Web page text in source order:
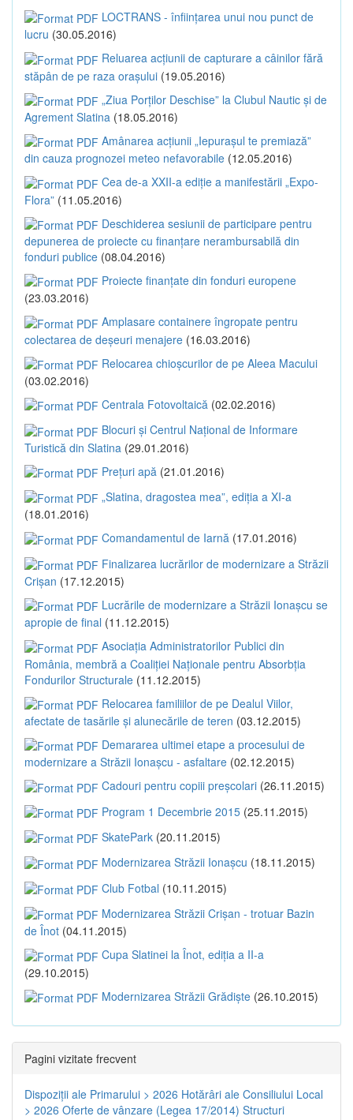
LOCTRANS - înființarea unui nou punct de
lucru (30.05.2016)
Reluarea acțiunii de capturare a câinilor fără
stăpân de pe raza orașului (19.05.2016)
„Ziua Porților Deschise” la Clubul Nautic și de
Agrement Slatina (18.05.2016)
Amânarea acțiunii „Iepurașul te premiază”
din cauza prognozei meteo nefavorabile (12.05.2016)
Cea de-a XXII-a ediție a manifestării „Expo-
Flora” (11.05.2016)
Deschiderea sesiunii de participare pentru
depunerea de proiecte cu finanțare nerambursabilă din
fonduri publice (08.04.2016)
Proiecte finanțate din fonduri europene
(23.03.2016)
Amplasare containere îngropate pentru
colectarea de deșeuri menajere (16.03.2016)
Relocarea chioșcurilor de pe Aleea Macului
(03.02.2016)
Centrala Fotovoltaică (02.02.2016)
Blocuri și Centrul Național de Informare
Turistică din Slatina (29.01.2016)
Prețuri apă (21.01.2016)
„Slatina, dragostea mea”, ediția a XI-a
(18.01.2016)
Comandamentul de Iarnă (17.01.2016)
Finalizarea lucrărilor de modernizare a Străzii
Crișan (17.12.2015)
Lucrările de modernizare a Străzii Ionașcu se
apropie de final (11.12.2015)
Asociația Administratorilor Publici din
România, membră a Coaliției Naționale pentru Absorbția
Fondurilor Structurale (11.12.2015)
Relocarea familiilor de pe Dealul Viilor,
afectate de tasările și alunecările de teren (03.12.2015)
Demararea ultimei etape a procesului de
modernizare a Străzii Ionașcu - asfaltare (02.12.2015)
Cadouri pentru copiii preșcolari (26.11.2015)
Program 1 Decembrie 2015 (25.11.2015)
SkatePark (20.11.2015)
Modernizarea Străzii Ionașcu (18.11.2015)
Club Fotbal (10.11.2015)
Modernizarea Străzii Crișan - trotuar Bazin
de Înot (04.11.2015)
Cupa Slatinei la Înot, ediția a II-a
(29.10.2015)
Modernizarea Străzii Grădiște (26.10.2015)
Pagini vizitate frecvent
Dispoziţii ale Primarului > 2026 Hotărâri ale Consiliului Local
> 2026 Oferte de vânzare (Legea 17/2014) Structuri